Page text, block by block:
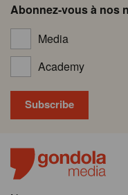
Abonnez-vous à nos
Media
Academy